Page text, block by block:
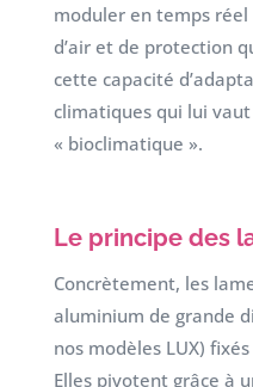
moduler en temps
d’air et de protection
cette capacité
climatiques qui lui
« bioclimatique ».
Le principe des
Concrètement, les
aluminium de grande
nos modèles LUX)
Elles pivotent grâce à